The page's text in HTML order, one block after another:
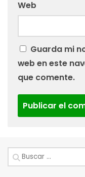
Web
Guarda mi
web en este
que comente.
Buscar: